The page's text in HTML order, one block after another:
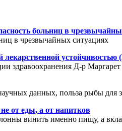
больниц в
в чрезвычайных ситуациях
лекарственной
здравоохранения Д-р
данных, польза рыбы для
от еды, а от напитков
винить именно пищу, а